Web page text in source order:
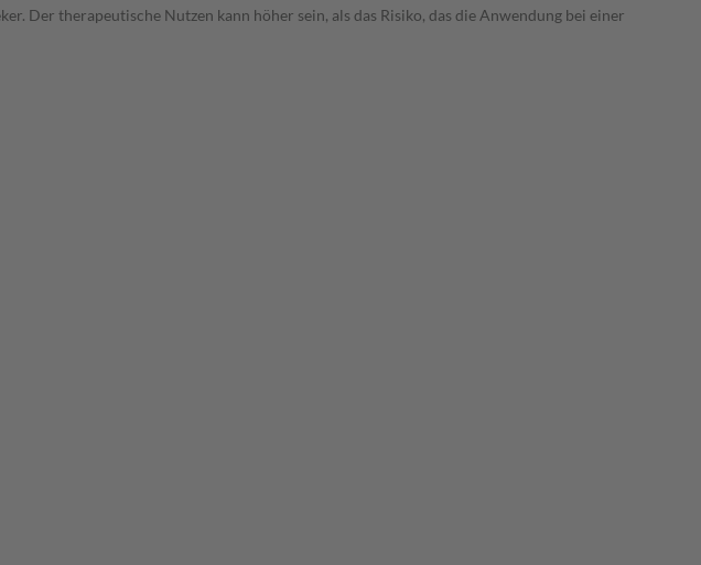
Der therapeutische Nutzen kann höher sein, als das Risiko, das die Anwendung bei einer